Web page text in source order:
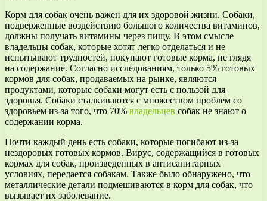
Корм для собак очень важен для их здоровой жизни. Собаки,
подверженные воздействию большого количества витаминов,
должны получать витамины через пищу. В этом смысле
владельцы собак, которые хотят легко отделаться и не
испытывают трудностей, покупают готовые корма, не глядя
на содержание. Согласно исследованиям, только 5% готовых
кормов для собак, продаваемых на рынке, являются
продуктами, которые собаки могут есть с пользой для
здоровья. Собаки сталкиваются с множеством проблем со
здоровьем из-за того, что 70% владельцев собак не знают о
содержании корма.
Почти каждый день есть собаки, которые погибают из-за
нездоровых готовых кормов. Вирус, содержащийся в готовых
кормах для собак, произведенных в антисанитарных
условиях, передается собакам. Также было обнаружено, что
металлические детали подмешиваются в корм для собак, что
вызывает их заболевание.